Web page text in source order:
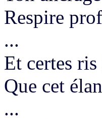
Respire
...
Et certes ris
Que cet
...